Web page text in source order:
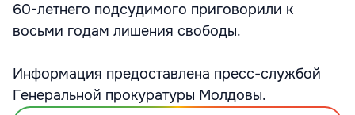
60-летнего подсудимого приговорили к
восьми годам лишения свободы.
Информация предоставлена пресс-службой
Генеральной прокуратуры Молдовы.